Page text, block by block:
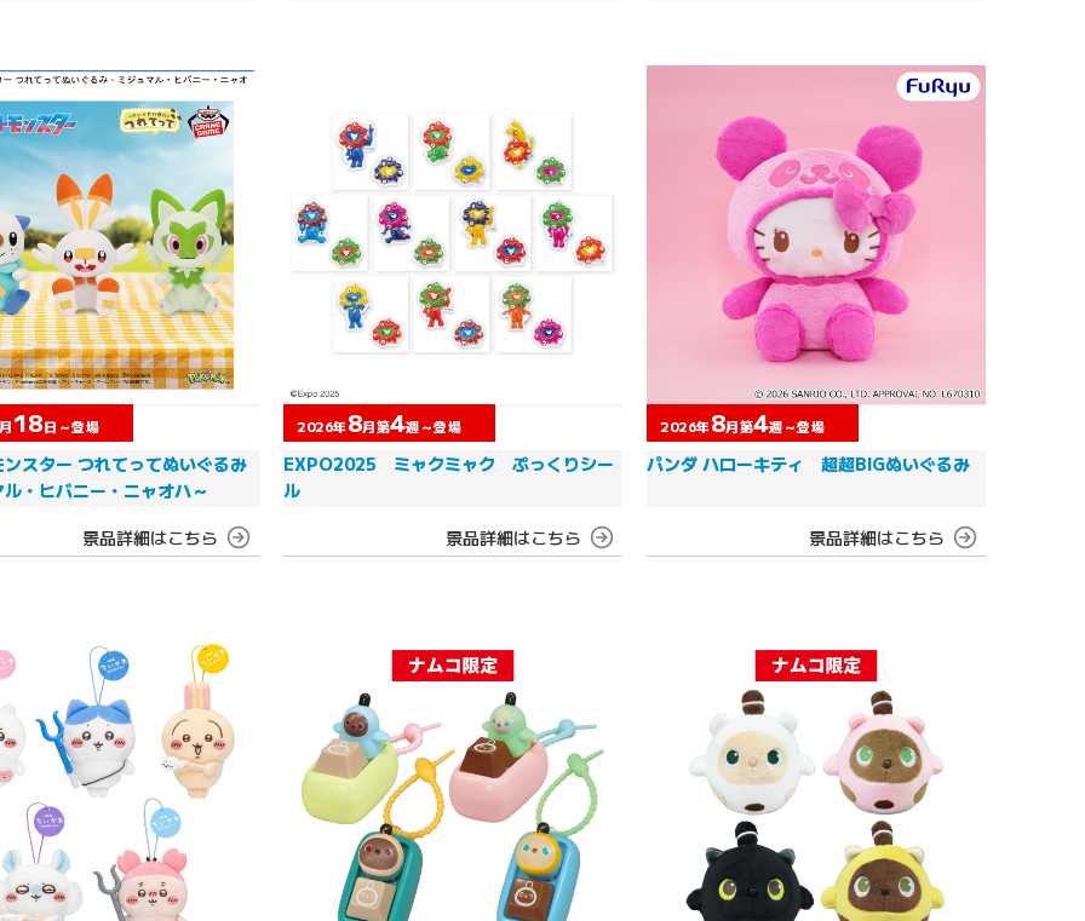
スター つれてってぬいぐるみ
・ヒバニー・ニャオハ～
月18日～登場
EXPO2025 ミャクミャク ぷっくりシー
ル
2026年8月第4週～登場
パンダ ハローキティ 超超BIGぬいぐるみ
2026年8月第4週～登場